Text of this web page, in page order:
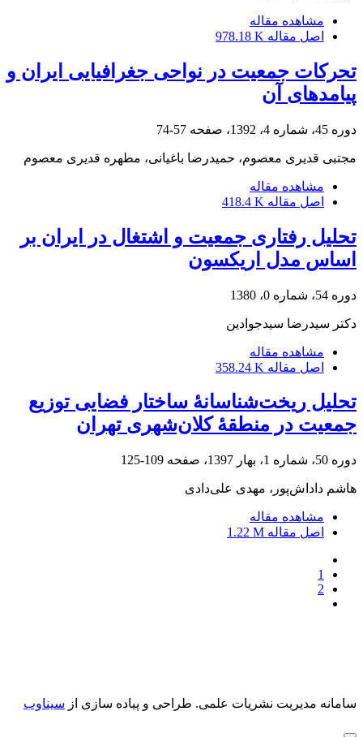
مشاهده مقاله
اصل مقاله 978.18 K
تحرکات جمعیت در نواحی جغرافیایی ایران و
پیامدهای آن
دوره 45، شماره 4، 1392، صفحه 57-74
مجتبی قدیری معصوم، حمیدرضا باغیانی، مطهره قدیری معصوم
مشاهده مقاله
اصل مقاله 418.4 K
تحلیل رفتاری جمعیت و اشتغال در ایران بر
اساس مدل اریکسون
دوره 54، شماره 0، 1380
دکتر سیدرضا سیدجوادین
مشاهده مقاله
اصل مقاله 358.24 K
تحلیل ریخت‌شناسانۀ ساختار فضایی توزیع
جمعیت در منطقۀ کلان‌شهری تهران
دوره 50، شماره 1، بهار 1397، صفحه 109-125
هاشم داداش‌پور، مهدی علی‌دادی
مشاهده مقاله
اصل مقاله 1.22 M
1
2
سامانه مدیریت نشریات علمی. طراحی و پیاده سازی از سیناوب